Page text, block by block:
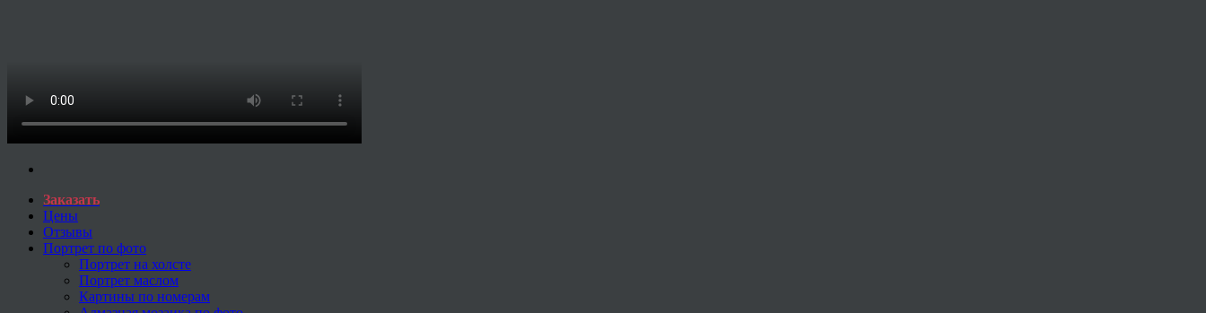
Заказать
Цены
Отзывы
Портрет по фото
Портрет на холсте
Портрет маслом
Картины по номерам